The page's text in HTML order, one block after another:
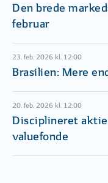
Den brede
februar
23. feb. 2026 kl. 12:00
Brasilien: Mere
20. feb. 2026 kl. 12:00
Disciplineret
valuefonde